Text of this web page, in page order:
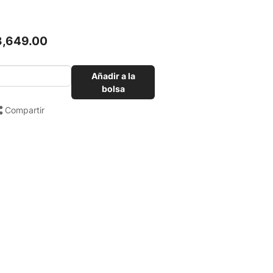
Añadir a la
bolsa
Compartir